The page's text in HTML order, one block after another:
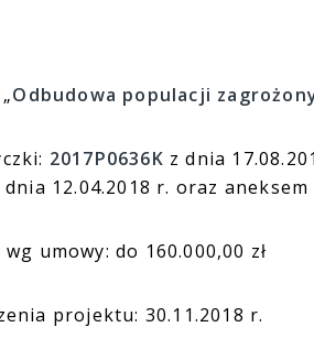
Odbudowa populacji
2017P0636K z dnia
12.04.2018 r. oraz
umowy: do 160.000,00 zł
projektu: 30.11.2018 r.